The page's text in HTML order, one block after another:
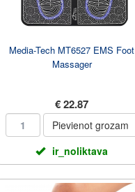
Media-Tech MT6527 EMS Foot
Massager
€ 22.87
Pievienot grozam
ir_noliktava